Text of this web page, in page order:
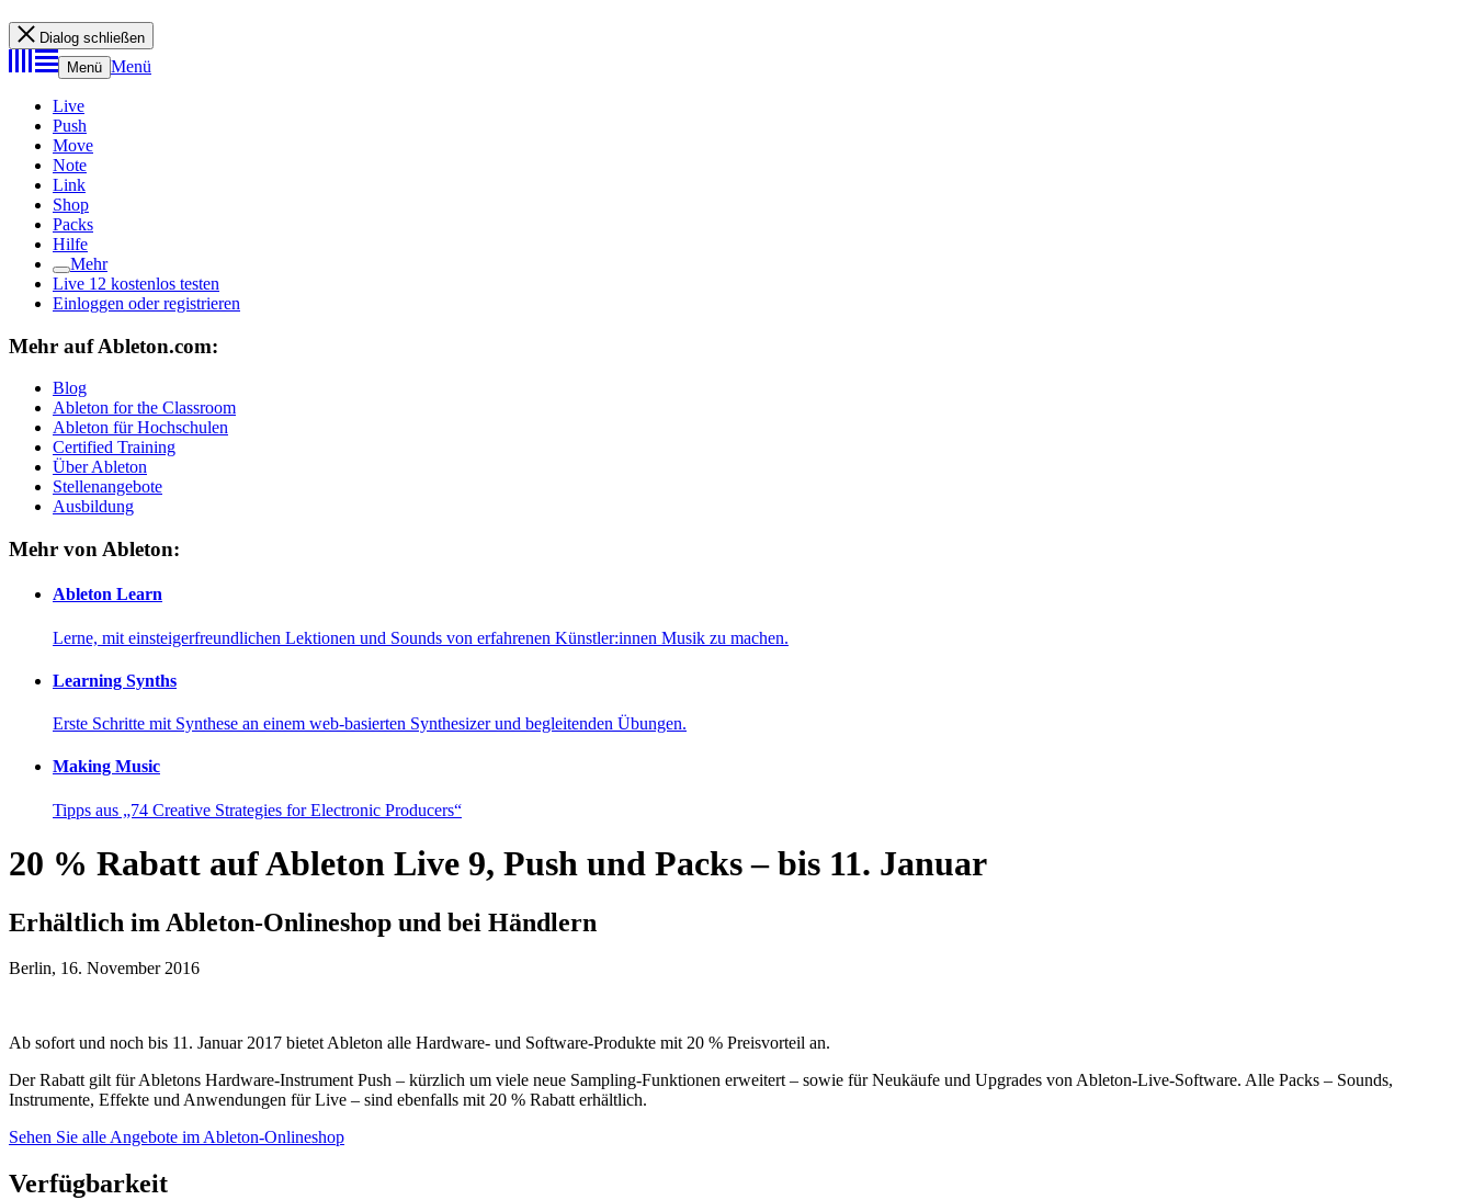
Dialog schließen
Menü Menü
Live
Push
Move
Note
Link
Shop
Packs
Hilfe
Mehr
Live 12 kostenlos testen
Einloggen oder registrieren
Mehr auf Ableton.com:
Blog
Ableton for the Classroom
Ableton für Hochschulen
Certified Training
Über Ableton
Stellenangebote
Ausbildung
Mehr von Ableton:
Ableton Learn
Lerne, mit einsteigerfreundlichen Lektionen und Sounds von erfahrenen Künstler:innen Musik zu machen.
Learning Synths
Erste Schritte mit Synthese an einem web-basierten Synthesizer und begleitenden Übungen.
Making Music
Tipps aus „74 Creative Strategies for Electronic Producers“
20 % Rabatt auf Ableton Live 9, Push und Packs – bis 11. Januar
Erhältlich im Ableton-Onlineshop und bei Händlern
Berlin, 16. November 2016
Ab sofort und noch bis 11. Januar 2017 bietet Ableton alle Hardware- und Software-Produkte mit 20 % Preisvorteil an.
Der Rabatt gilt für Abletons Hardware-Instrument Push – kürzlich um viele neue Sampling-Funktionen erweitert – sowie für Neukäufe und Upgrades von Ableton-Live-Software. Alle Packs – Sounds,
Instrumente, Effekte und Anwendungen für Live – sind ebenfalls mit 20 % Rabatt erhältlich.
Sehen Sie alle Angebote im Ableton-Onlineshop
Verfügbarkeit